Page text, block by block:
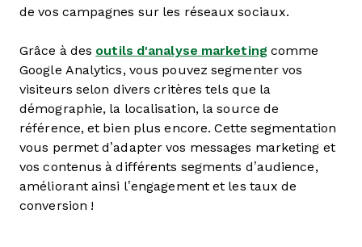
de vos campagnes sur les réseaux sociaux.
Grâce à des outils d'analyse marketing comme
Google Analytics, vous pouvez segmenter vos
visiteurs selon divers critères tels que la
démographie, la localisation, la source de
référence, et bien plus encore. Cette segmentation
vous permet d’adapter vos messages marketing et
vos contenus à différents segments d’audience,
améliorant ainsi l’engagement et les taux de
conversion !